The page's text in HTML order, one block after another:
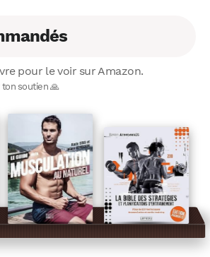
pour le voir sur Amazon.
soutien 🙏